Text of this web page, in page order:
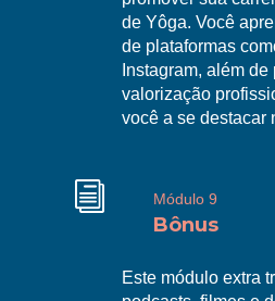
de Yôga. Você
de plataformas
Instagram, além
valorização
você a se destacar
i Módulo 9
Este módulo extra